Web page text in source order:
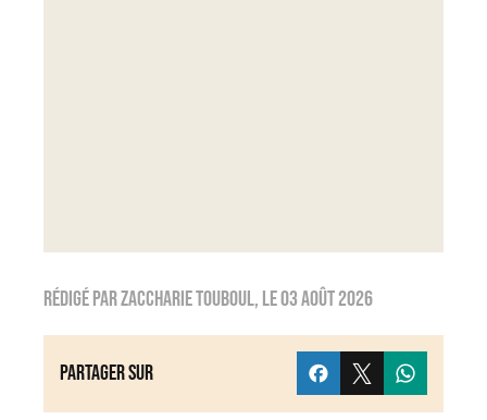
Rédigé parZaccharie TOUBOUL, le03 août 2026
Partager sur